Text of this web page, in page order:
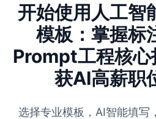
开始使用人工智
模板：掌握标
Prompt工程核心
获AI高薪职
选择专业模板，AI智能填写